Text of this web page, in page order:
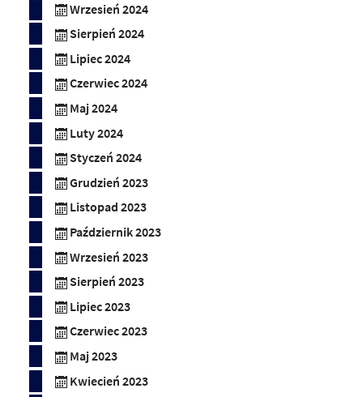
Wrzesień 2024
Sierpień 2024
Lipiec 2024
Czerwiec 2024
Maj 2024
Luty 2024
Styczeń 2024
Grudzień 2023
Listopad 2023
Październik 2023
Wrzesień 2023
Sierpień 2023
Lipiec 2023
Czerwiec 2023
Maj 2023
Kwiecień 2023